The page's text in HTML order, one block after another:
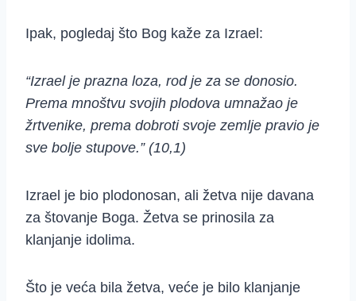
Ipak, pogledaj što Bog kaže za Izrael:
“Izrael je prazna loza, rod je za se donosio.
Prema mnoštvu svojih plodova umnažao je
žrtvenike, prema dobroti svoje zemlje pravio je
sve bolje stupove.” (10,1)
Izrael je bio plodonosan, ali žetva nije davana
za štovanje Boga. Žetva se prinosila za
klanjanje idolima.
Što je veća bila žetva, veće je bilo klanjanje